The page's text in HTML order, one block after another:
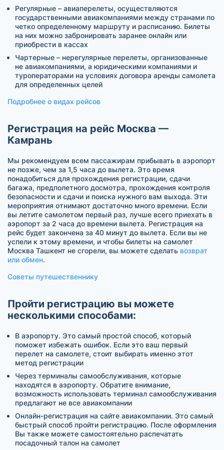
Регулярные – авиаперелеты, осуществляются
государственными авиакомпаниями между странами по
четко определенному маршруту и расписанию. Билеты
на них можно забронировать заранее онлайн или
приобрести в кассах
Чартерные – нерегулярные перелеты, организованные
не авиакомпаниями, а юридическими компаниями и
туроператорами на условиях договора аренды самолета
для определенных целей
Подробнее о видах рейсов
Регистрация на рейс Москва —
Камрань
Мы рекомендуем всем пассажирам прибывать в аэропорт
не позже, чем за 1,5 часа до вылета. Это время
понадобиться для прохождения регистрации, сдачи
багажа, предполетного досмотра, прохождения контроля
безопасности и сдачи и поиска нужного вам выхода. Эти
мероприятия отнимают достаточно много времени. Если
вы летите самолетом первый раз, лучше всего приехать в
аэропорт за 2 часа до времени вылета. Регистрация на
рейс будет закончена за 40 минут до вылета. Если вы не
успели к этому времени, и чтобы билеты на самолет
Москва Ташкент не сгорели, вы можете сделать возврат
или обмен.
Советы путешественнику
Пройти регистрацию вы можете
несколькими способами:
В аэропорту. Это самый простой способ, который
поможет избежать ошибок. Если это ваш первый
перелет на самолете, стоит выбирать именно этот
метод регистрации
Через терминалы самообслуживания, которые
находятся в аэропорту. Обратите внимание,
возможность использовать терминал самообслуживания
предлагают не все авиакомпании
Онлайн-регистрация на сайте авиакомпании. Это самый
быстрый способ пройти регистрацию. После оформления
Вы также можете самостоятельно распечатать
посадочный талон на самолет